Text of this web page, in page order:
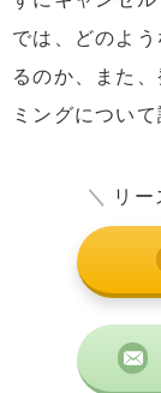
では、どのよ
るのか、また
ミングについて
＼ リー